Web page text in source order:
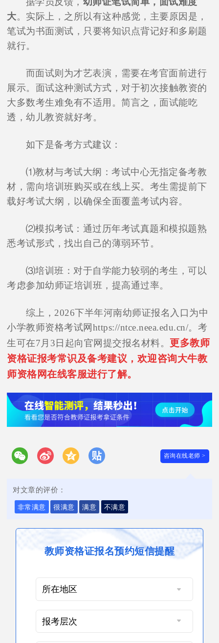
大。实际上，之所以有这种感觉，主要原因是，
笔试为书面测试，只要将知识点背记好和多刷题
就行。
而面试则为才艺表演，需要在考官面前进行
展示。面试这种测试方式，对于初次接触教资的
大多数考生难免有不适用。简言之，面试能吃
透，幼儿教资就好考。
如下是备考方式建议：
⑴教材与考试大纲：考试中心无指定备考教
材，需向培训班购买或在线上买。考生需提前下
载好考试大纲，以确保全面覆盖考试内容。
⑵模拟考试：通过历年考试真题和模拟题熟
悉考试形式，找出自己的薄弱环节。
⑶培训班：对于自学能力较弱的考生，可以
考虑参加幼师证培训班，提高通过率。
综上，2026下半年河南幼师证报名入口为中
小学教师资格考试网https://ntce.neea.edu.cn/。考
生可在7月3日起向官网提交报名材料。 更多教师
资格证报考常识及备考建议，欢迎咨询大牛教
师资格网在线客服进行了解。
咨询在线老师 >
对文章的评价：
非常满意 很满意 满意 不满意
教师资格证报名预约短信提醒